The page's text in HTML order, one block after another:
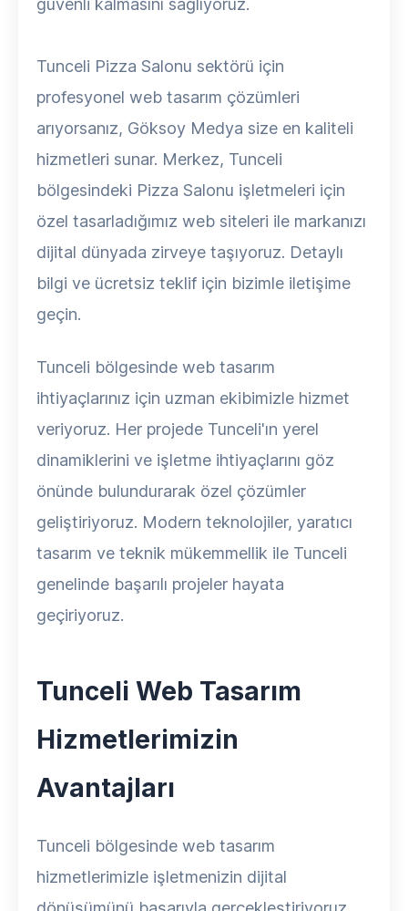
güvenli kalmasını sağlıyoruz.
Tunceli Pizza Salonu sektörü için
profesyonel web tasarım çözümleri
arıyorsanız, Göksoy Medya size en kaliteli
hizmetleri sunar. Merkez, Tunceli
bölgesindeki Pizza Salonu işletmeleri için
özel tasarladığımız web siteleri ile markanızı
dijital dünyada zirveye taşıyoruz. Detaylı
bilgi ve ücretsiz teklif için bizimle iletişime
geçin.
Tunceli bölgesinde web tasarım
ihtiyaçlarınız için uzman ekibimizle hizmet
veriyoruz. Her projede Tunceli'ın yerel
dinamiklerini ve işletme ihtiyaçlarını göz
önünde bulundurarak özel çözümler
geliştiriyoruz. Modern teknolojiler, yaratıcı
tasarım ve teknik mükemmellik ile Tunceli
genelinde başarılı projeler hayata
geçiriyoruz.
Tunceli Web Tasarım
Hizmetlerimizin
Avantajları
Tunceli bölgesinde web tasarım
hizmetlerimizle işletmenizin dijital